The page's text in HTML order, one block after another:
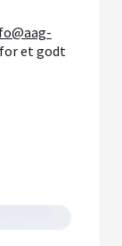
for et godt